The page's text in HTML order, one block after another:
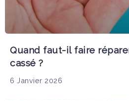
Quand faut-il faire
cassé ?
6 Janvier 2026